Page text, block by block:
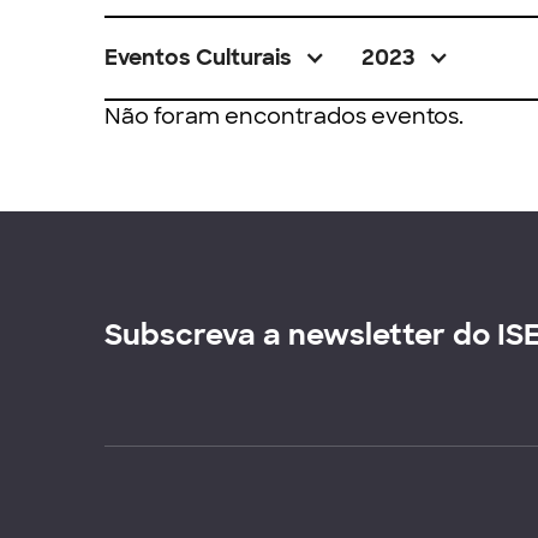
Eventos Culturais 2023
Não foram encontrados eventos.
Subscreva a newsletter do